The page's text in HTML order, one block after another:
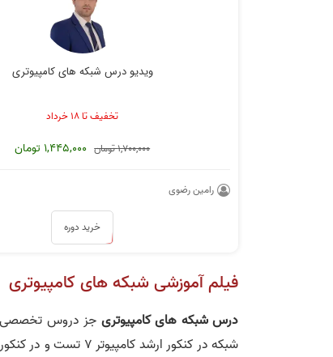
حل تست شبکه جلسه 5 حل تست
ویدیو درس شبکه‌ های کامپیوتری
تخفیف تا ۱۸ خرداد
1,700,000 تومان
رامین رضوی
خرید دوره
فیلم آموزشی شبکه های کامپیوتری
درس شبکه های کامپیوتری جز دروس تخصصی